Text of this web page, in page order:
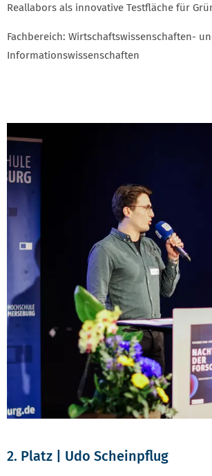
Reallabors als innovative Testfläche für
Fachbereich: Wirtschaftswissenschaften-
Informationswissenschaften
2. Platz | Udo Scheinpflug